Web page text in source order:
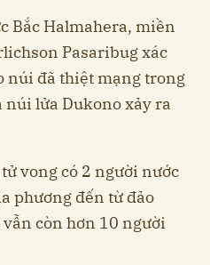
Bắc Halmahera, miền
Pasaribug xác
núi đã thiệt mạng trong
lửa Dukono xảy ra
vong có 2 người nước
phương đến từ đảo
còn hơn 10 người